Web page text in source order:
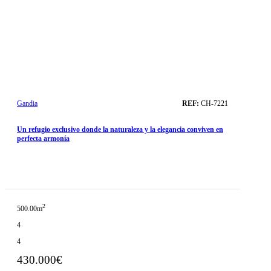
Gandia REF: CH-7221
Un refugio exclusivo donde la naturaleza y la elegancia conviven en
perfecta armonía
500.00m2
4
4
430.000€